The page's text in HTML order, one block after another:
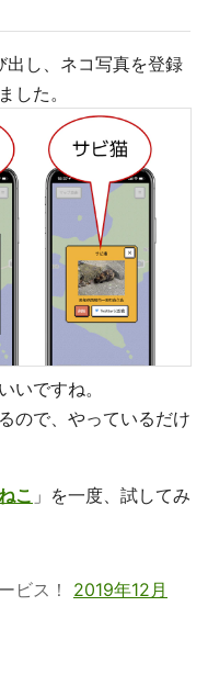
出し、ネコ写真を登録
した。
いですね。
ので、やっているだけ
こ 」を一度、試してみ
ビス！ 2019年12月